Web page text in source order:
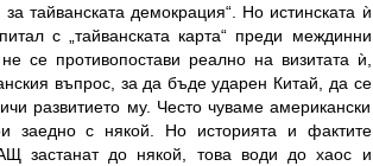
тайванската демокрация“. Но истинската ѝ
с „тайванската карта“ преди междинни
противопостави реално на визитата ѝ,
въпрос, за да бъде ударен Китай, да се
развитието му. Често чуваме американски
заедно с някой. Но историята и фактите
застанат до някой, това води до хаос и